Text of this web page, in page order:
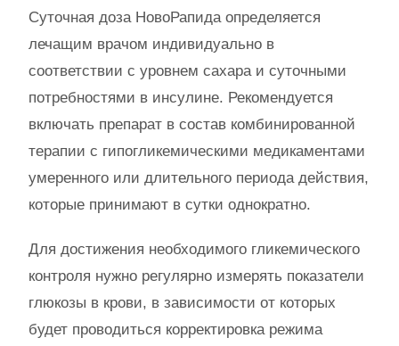
Суточная доза НовоРапида определяется
лечащим врачом индивидуально в
соответствии с уровнем сахара и суточными
потребностями в инсулине. Рекомендуется
включать препарат в состав комбинированной
терапии с гипогликемическими медикаментами
умеренного или длительного периода действия,
которые принимают в сутки однократно.
Для достижения необходимого гликемического
контроля нужно регулярно измерять показатели
глюкозы в крови, в зависимости от которых
будет проводиться корректировка режима